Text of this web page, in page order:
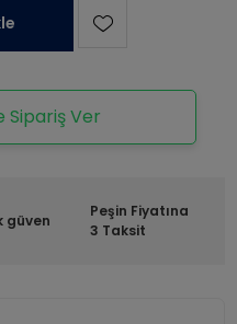
Sipariş Ver
güven
Peşin Fiyatına
3 Taksit